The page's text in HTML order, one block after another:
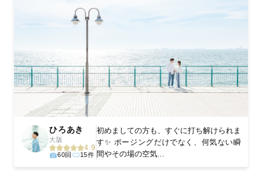
ひろあき
大阪
4.9
60回 15件
初めましての方も、すぐに打ち解けられま
す✨ ポージングだけでなく、何気ない瞬
間やその場の空気...